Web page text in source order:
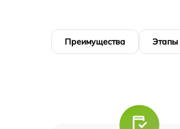
Преимущества Этапы